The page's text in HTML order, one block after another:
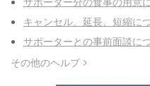
キャンセル、延長、短縮に
サポーターとの事前面談に
その他のヘルプ